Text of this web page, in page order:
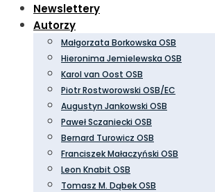
Newslettery
Autorzy
Małgorzata Borkowska OSB
Hieronima Jemielewska OSB
Karol van Oost OSB
Piotr Rostworowski OSB/EC
Augustyn Jankowski OSB
Paweł Sczaniecki OSB
Bernard Turowicz OSB
Franciszek Małaczyński OSB
Leon Knabit OSB
Tomasz M. Dąbek OSB